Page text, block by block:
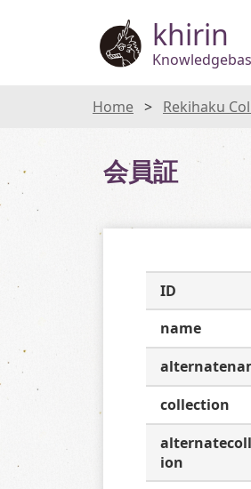
khirin
Home Rekihaku
会員証
ID
name
collection
ion